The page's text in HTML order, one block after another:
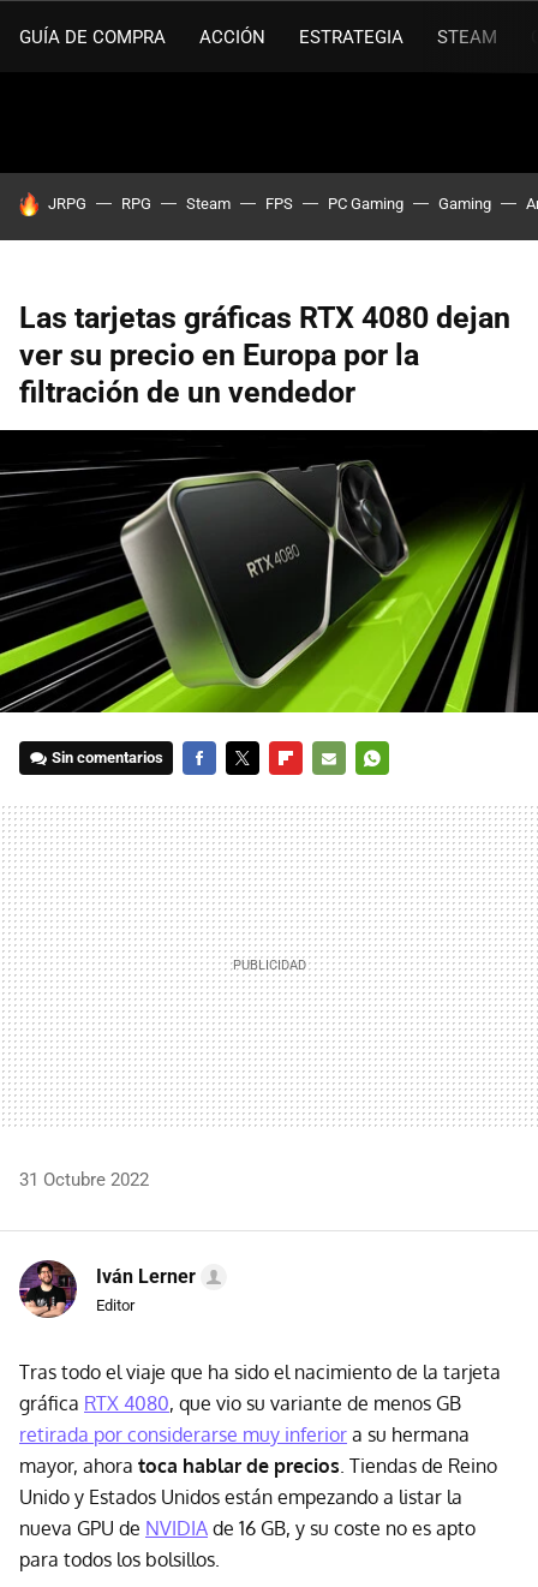
GUÍA DE COMPRA ACCIÓN ESTRATEGIA STEAM
HOY SE HABLA DE
JRPG RPG Steam FPS PC Gaming Gaming
Las tarjetas gráficas RTX 4080 dejan
ver su precio en Europa por la
filtración de un vendedor
Sin comentarios
MAIL
31 Octubre 2022
Iván Lerner
Editor
Tras todo el viaje que ha sido el nacimiento de la tarjeta
gráfica RTX 4080, que vio su variante de menos GB
retirada por considerarse muy inferior a su hermana
mayor, ahora toca hablar de precios . Tiendas de Reino
Unido y Estados Unidos están empezando a listar la
nueva GPU de NVIDIA de 16 GB, y su coste no es apto
para todos los bolsillos.